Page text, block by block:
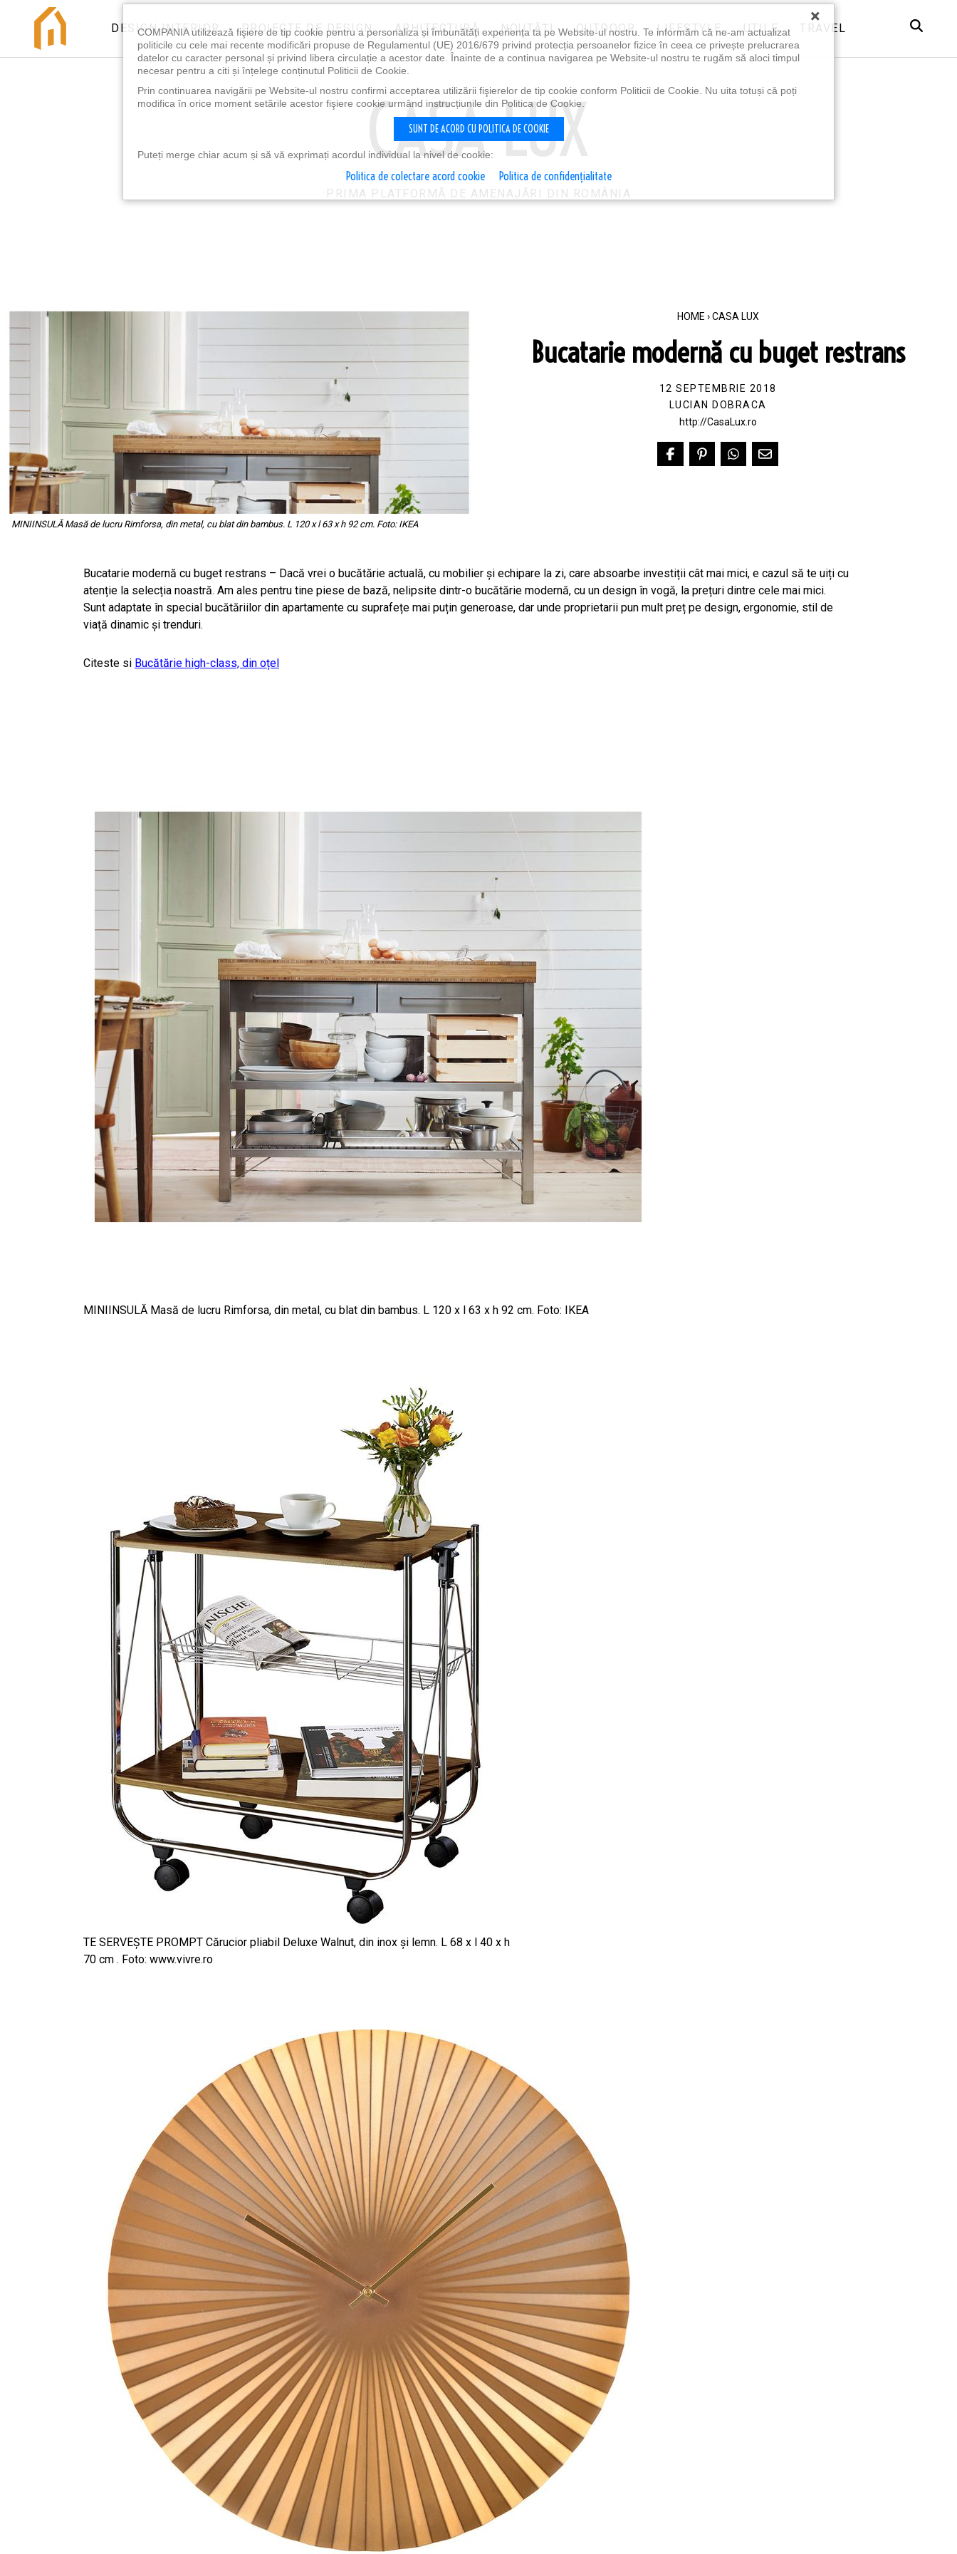
DESIGN INTERIOR PROIECTE DE DESIGN ARHITECTURĂ NOUTĂȚI OUTDOOR LIFESTYLE UTILE TRAVEL
PRIMA PLATFORMĂ DE AMENAJĂRI DIN ROMÂNIA
MINIINSULĂ Masă de lucru Rimforsa, din metal, cu blat din bambus. L 120 x l 63 x h 92 cm. Foto: IKEA
HOME › CASA LUX
Bucatarie modernă cu buget restrans
12 SEPTEMBRIE 2018
LUCIAN DOBRACA
http://CasaLux.ro
Bucatarie modernă cu buget restrans – Dacă vrei o bucătărie actuală, cu mobilier și echipare la zi, care absoarbe investiții cât mai mici, e cazul să te uiți cu
atenție la selecția noastră. Am ales pentru tine piese de bază, nelipsite dintr-o bucătărie modernă, cu un design în vogă, la prețuri dintre cele mai mici.
Sunt adaptate în special bucătăriilor din apartamente cu suprafețe mai puțin generoase, dar unde proprietarii pun mult preț pe design, ergonomie, stil de
viață dinamic și trenduri.
Citeste si Bucătărie high-class, din oțel
MINIINSULĂ Masă de lucru Rimforsa, din metal, cu blat din bambus. L 120 x l 63 x h 92 cm. Foto: IKEA
TE SERVEȘTE PROMPT Cărucior pliabil Deluxe Walnut, din inox și lemn. L 68 x l 40 x h
70 cm . Foto: www.vivre.ro
×
COMPANIA utilizează fişiere de tip cookie pentru a personaliza și îmbunătăți experiența ta pe Website-ul nostru. Te informăm că ne-am actualizat
politicile cu cele mai recente modificări propuse de Regulamentul (UE) 2016/679 privind protecția persoanelor fizice în ceea ce privește prelucrarea
datelor cu caracter personal și privind libera circulație a acestor date. Înainte de a continua navigarea pe Website-ul nostru te rugăm să aloci timpul
necesar pentru a citi și înțelege conținutul Politicii de Cookie.
Prin continuarea navigării pe Website-ul nostru confirmi acceptarea utilizării fişierelor de tip cookie conform Politicii de Cookie. Nu uita totuși că poți
modifica în orice moment setările acestor fişiere cookie urmând instrucțiunile din Politica de Cookie.
SUNT DE ACORD CU POLITICA DE COOKIE
Puteți merge chiar acum și să vă exprimați acordul individual la nivel de cookie:
Politica de colectare acord cookie Politica de confidențialitate